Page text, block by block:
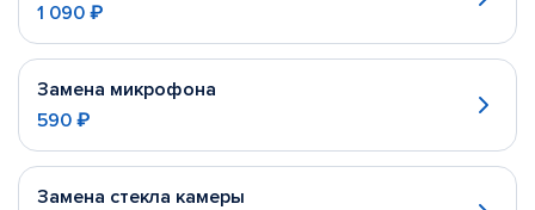
1 090 ₽
Замена микрофона
590 ₽
Замена стекла камеры